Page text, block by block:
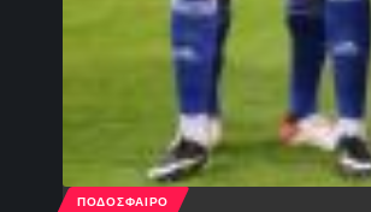
ΠΟΔΟΣΦΑΙΡΟ